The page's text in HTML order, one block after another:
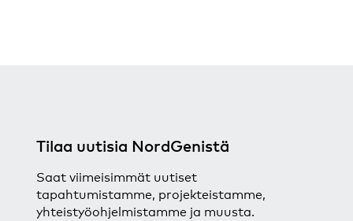
Tilaa uutisia NordGenistä
Saat viimeisimmät uutiset
tapahtumistamme, projekteistamme,
yhteistyöohjelmistamme ja muusta.